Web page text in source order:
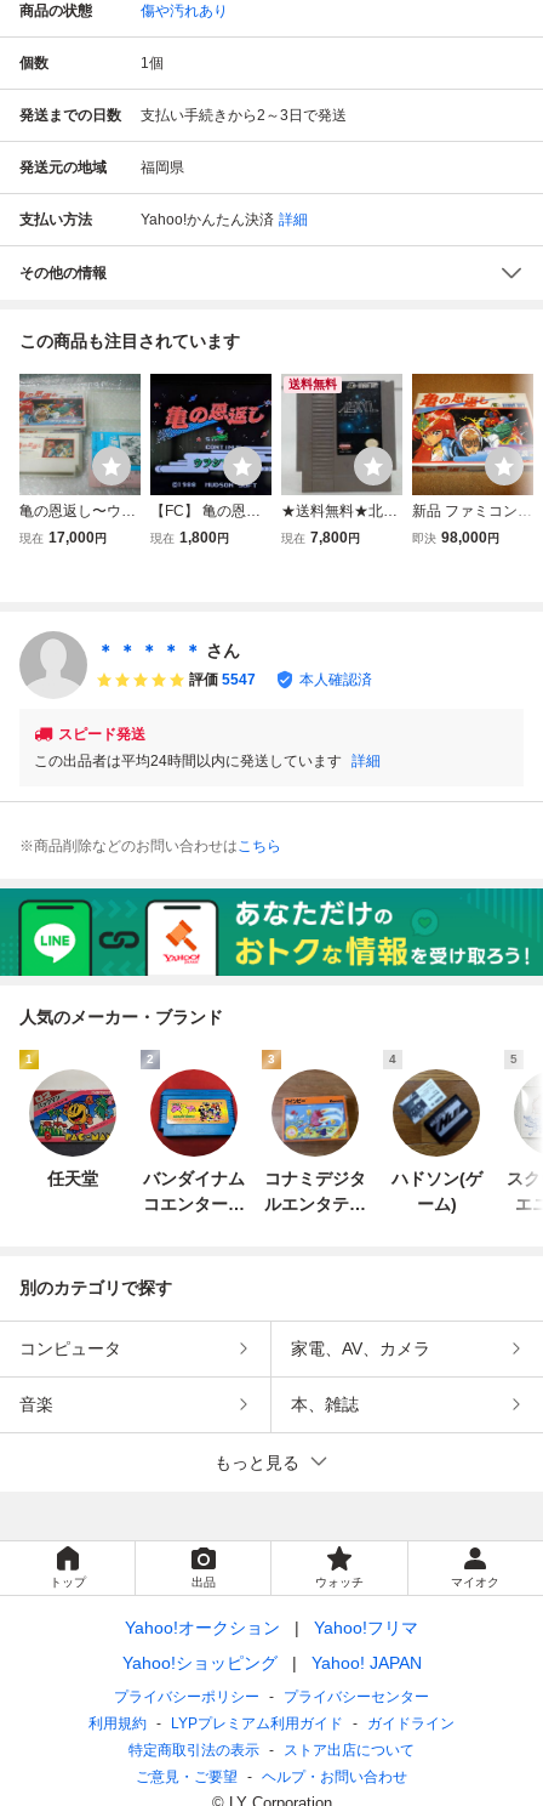
商品の状態 傷や汚れあり
個数 1個
発送までの日数 支払い手続きから2～3日で発送
発送元の地域 福岡県
支払い方法 Yahoo!かんたん決済 詳細
その他の情報
この商品も注目されています
亀の恩返し〜ウラ
シマ伝説〜 ハドソ
ndo
現在 17,000円
【FC】 亀の恩返
し〜ウラシマ伝
現在 1,800円
送料無料
★送料無料★北米
版★ ファミコン
現在 7,800円
新品 ファミコンソ
フト 亀の恩返し
即決 98,000円
＊ ＊ ＊ ＊ ＊ さん
評価 5547 本人確認済
スピード発送
この出品者は平均24時間以内に発送しています 詳細
※商品削除などのお問い合わせはこちら
人気のメーカー・ブランド
1
任天堂
2
バンダイナム
コエンターテ
3
コナミデジタ
ルエンタテイ
4
ハドソン(ゲ
ーム)
5
ス
エ
別のカテゴリで探す
コンピュータ 家電、AV、カメラ
音楽 本、雑誌
もっと見る
トップ 出品 ウォッチ マイオク
Yahoo!オークション
Yahoo!フリマ
Yahoo!ショッピング
Yahoo! JAPAN
プライバシーポリシー
プライバシーセンター
利用規約
LYPプレミアム利用ガイド
ガイドライン
特定商取引法の表示
ストア出店について
ご意見・ご要望
ヘルプ・お問い合わせ